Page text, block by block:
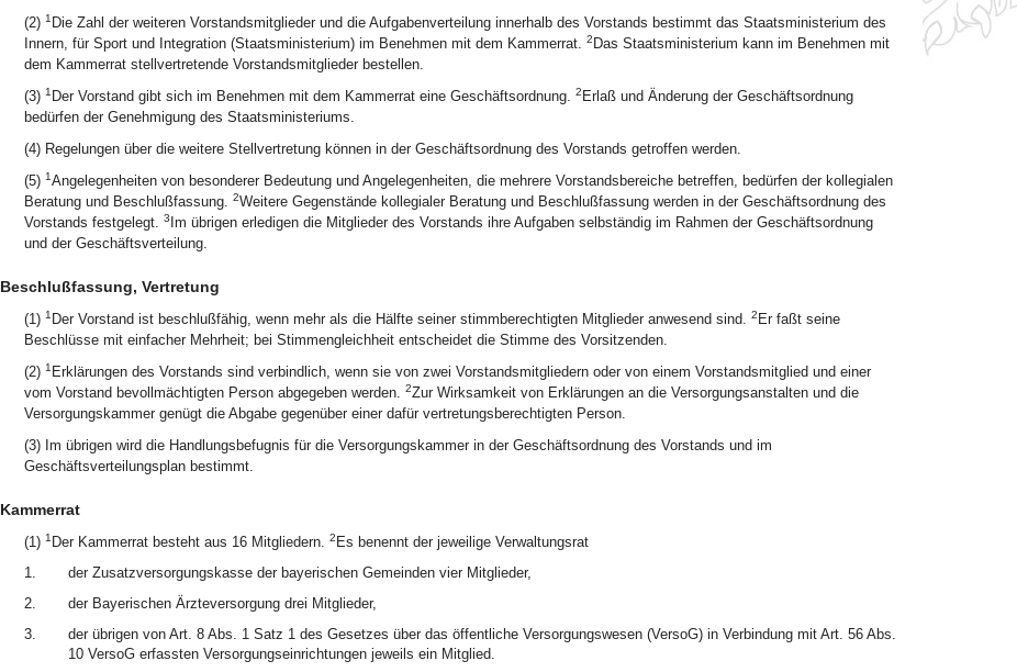
(2) 1 Die Zahl der weiteren Vorstandsmitglieder und die Aufgabenverteilung innerhalb des Vorstands bestimmt das Staatsministerium des
Innern, für Sport und Integration (Staatsministerium) im Benehmen mit dem Kammerrat. 2 Das Staatsministerium kann im Benehmen mit
dem Kammerrat stellvertretende Vorstandsmitglieder bestellen.
(3) 1 Der Vorstand gibt sich im Benehmen mit dem Kammerrat eine Geschäftsordnung. 2 Erlaß und Änderung der Geschäftsordnung
bedürfen der Genehmigung des Staatsministeriums.
(4) Regelungen über die weitere Stellvertretung können in der Geschäftsordnung des Vorstands getroffen werden.
(5) 1Angelegenheiten von besonderer Bedeutung und Angelegenheiten, die mehrere Vorstandsbereiche betreffen, bedürfen der kollegialen
Beratung und Beschlußfassung. 2Weitere Gegenstände kollegialer Beratung und Beschlußfassung werden in der Geschäftsordnung des
Vorstands festgelegt. 3 Im übrigen erledigen die Mitglieder des Vorstands ihre Aufgaben selbständig im Rahmen der Geschäftsordnung
und der Geschäftsverteilung.
Beschlußfassung, Vertretung
(1) 1 Der Vorstand ist beschlußfähig, wenn mehr als die Hälfte seiner stimmberechtigten Mitglieder anwesend sind. 2 Er faßt seine
Beschlüsse mit einfacher Mehrheit; bei Stimmengleichheit entscheidet die Stimme des Vorsitzenden.
(2) 1 Erklärungen des Vorstands sind verbindlich, wenn sie von zwei Vorstandsmitgliedern oder von einem Vorstandsmitglied und einer
vom Vorstand bevollmächtigten Person abgegeben werden. 2Zur Wirksamkeit von Erklärungen an die Versorgungsanstalten und die
Versorgungskammer genügt die Abgabe gegenüber einer dafür vertretungsberechtigten Person.
(3) Im übrigen wird die Handlungsbefugnis für die Versorgungskammer in der Geschäftsordnung des Vorstands und im
Geschäftsverteilungsplan bestimmt.
Kammerrat
(1) 1 Der Kammerrat besteht aus 16 Mitgliedern. 2 Es benennt der jeweilige Verwaltungsrat
1.
der Zusatzversorgungskasse der bayerischen Gemeinden vier Mitglieder,
2.
der Bayerischen Ärzteversorgung drei Mitglieder,
3.
der übrigen von Art. 8 Abs. 1 Satz 1 des Gesetzes über das öffentliche Versorgungswesen (VersoG) in Verbindung mit Art. 56 Abs.
10 VersoG erfassten Versorgungseinrichtungen jeweils ein Mitglied.